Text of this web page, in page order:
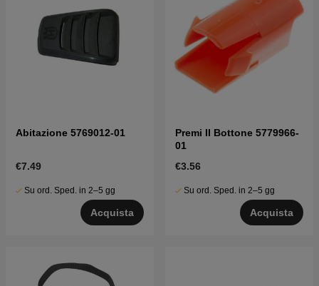
Abitazione 5769012-01
€7.49
Su ord. Sped. in 2–5 gg
Acquista
Premi Il Bottone 5779966-
01
€3.56
Su ord. Sped. in 2–5 gg
Acquista